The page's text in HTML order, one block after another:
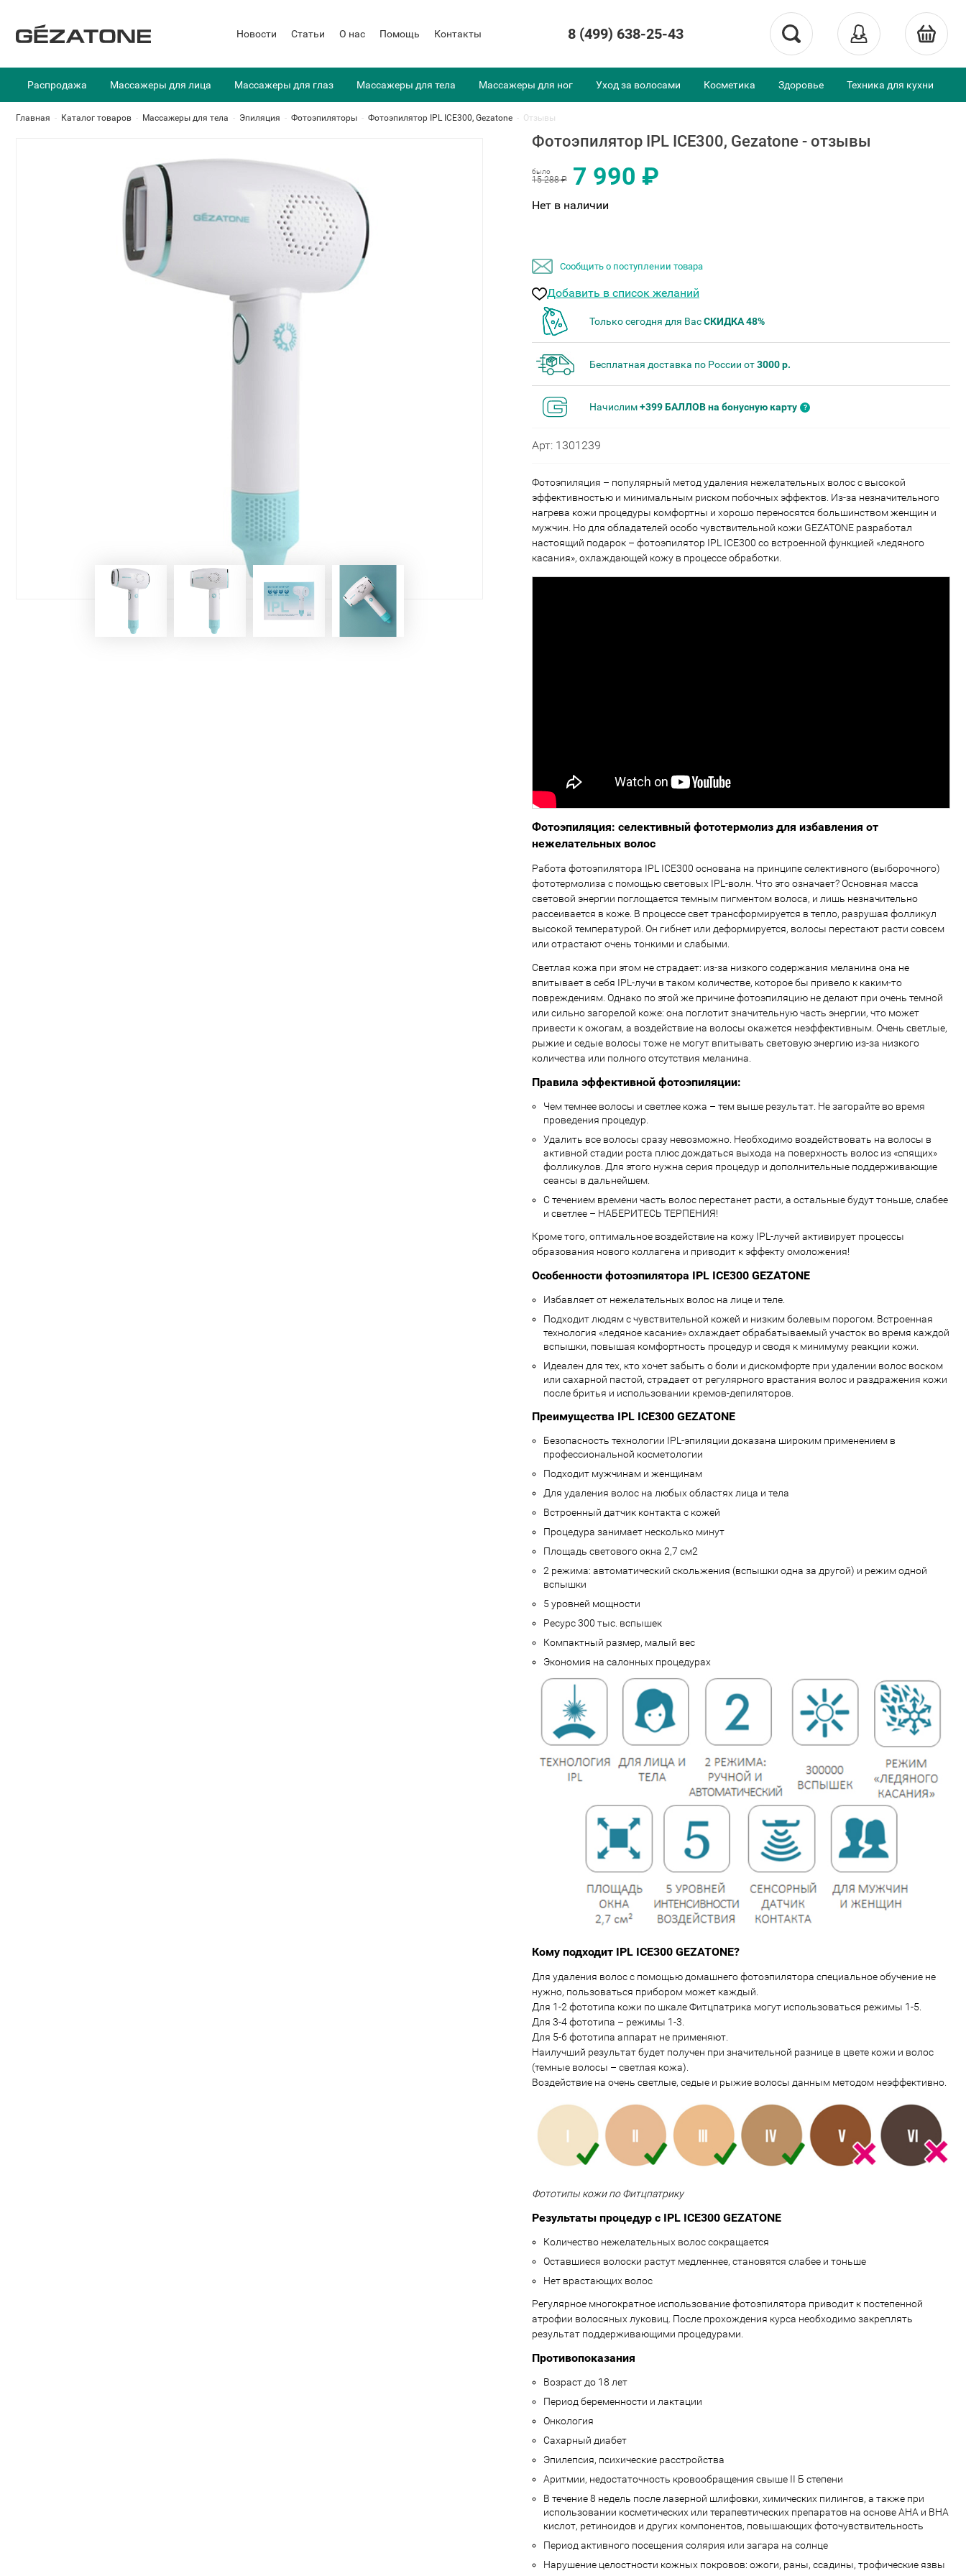
Новости Статьи О нас Помощь Контакты 8 (499) 638-25-43
Распродажа Массажеры для лица Массажеры для глаз Массажеры для тела Массажеры для ног Уход за волосами Косметика Здоровье Техника для кухни
Главная - Каталог товаров - Массажеры для тела - Эпиляция - Фотоэпиляторы - Фотоэпилятор IPL ICE300, Gezatone - Отзывы
Фотоэпилятор IPL ICE300, Gezatone - отзывы
было
15 288 ₽ 7 990 ₽
Нет в наличии
Сообщить о поступлении товара
Добавить в список желаний
Только сегодня для ВасСКИДКА 48%
Бесплатная доставка по России от3000 р.
Начислим+399 БАЛЛОВ на бонусную карту
Арт: 1301239
Фотоэпиляция – популярный метод удаления нежелательных волос с высокой
эффективностью и минимальным риском побочных эффектов. Из-за незначительного
нагрева кожи процедуры комфортны и хорошо переносятся большинством женщин и
мужчин. Но для обладателей особо чувствительной кожи GEZATONE разработал
настоящий подарок – фотоэпилятор IPL ICE300 со встроенной функцией «ледяного
касания», охлаждающей кожу в процессе обработки.
Фотоэпиляция: селективный фототермолиз для избавления от
нежелательных волос
Работа фотоэпилятора IPL ICE300 основана на принципе селективного (выборочного)
фототермолиза с помощью световых IPL-волн. Что это означает? Основная масса
световой энергии поглощается темным пигментом волоса, и лишь незначительно
рассеивается в коже. В процессе свет трансформируется в тепло, разрушая фолликул
высокой температурой. Он гибнет или деформируется, волосы перестают расти совсем
или отрастают очень тонкими и слабыми.
Светлая кожа при этом не страдает: из-за низкого содержания меланина она не
впитывает в себя IPL-лучи в таком количестве, которое бы привело к каким-то
повреждениям. Однако по этой же причине фотоэпиляцию не делают при очень темной
или сильно загорелой коже: она поглотит значительную часть энергии, что может
привести к ожогам, а воздействие на волосы окажется неэффективным. Очень светлые,
рыжие и седые волосы тоже не могут впитывать световую энергию из-за низкого
количества или полного отсутствия меланина.
Правила эффективной фотоэпиляции:
Чем темнее волосы и светлее кожа – тем выше результат. Не загорайте во время
проведения процедур.
Удалить все волосы сразу невозможно. Необходимо воздействовать на волосы в
активной стадии роста плюс дождаться выхода на поверхность волос из «спящих»
фолликулов. Для этого нужна серия процедур и дополнительные поддерживающие
сеансы в дальнейшем.
С течением времени часть волос перестанет расти, а остальные будут тоньше, слабее
и светлее – НАБЕРИТЕСЬ ТЕРПЕНИЯ!
Кроме того, оптимальное воздействие на кожу IPL-лучей активирует процессы
образования нового коллагена и приводит к эффекту омоложения!
Особенности фотоэпилятора IPL ICE300 GEZATONE
Избавляет от нежелательных волос на лице и теле.
Подходит людям с чувствительной кожей и низким болевым порогом. Встроенная
технология «ледяное касание» охлаждает обрабатываемый участок во время каждой
вспышки, повышая комфортность процедур и сводя к минимуму реакции кожи.
Идеален для тех, кто хочет забыть о боли и дискомфорте при удалении волос воском
или сахарной пастой, страдает от регулярного врастания волос и раздражения кожи
после бритья и использовании кремов-депиляторов.
Преимущества IPL ICE300 GEZATONE
Безопасность технологии IPL-эпиляции доказана широким применением в
профессиональной косметологии
Подходит мужчинам и женщинам
Для удаления волос на любых областях лица и тела
Встроенный датчик контакта с кожей
Процедура занимает несколько минут
Площадь светового окна 2,7 см2
2 режима: автоматический скольжения (вспышки одна за другой) и режим одной
вспышки
5 уровней мощности
Ресурс 300 тыс. вспышек
Компактный размер, малый вес
Экономия на салонных процедурах
Кому подходит IPL ICE300 GEZATONE?
Для удаления волос с помощью домашнего фотоэпилятора специальное обучение не
нужно, пользоваться прибором может каждый.
Для 1-2 фототипа кожи по шкале Фитцпатрика могут использоваться режимы 1-5.
Для 3-4 фототипа – режимы 1-3.
Для 5-6 фототипа аппарат не применяют.
Наилучший результат будет получен при значительной разнице в цвете кожи и волос
(темные волосы – светлая кожа).
Воздействие на очень светлые, седые и рыжие волосы данным методом неэффективно.
Фототипы кожи по Фитцпатрику
Результаты процедур с IPL ICE300 GEZATONE
Количество нежелательных волос сокращается
Оставшиеся волоски растут медленнее, становятся слабее и тоньше
Нет врастающих волос
Регулярное многократное использование фотоэпилятора приводит к постепенной
атрофии волосяных луковиц. После прохождения курса необходимо закреплять
результат поддерживающими процедурами.
Противопоказания
Возраст до 18 лет
Период беременности и лактации
Онкология
Сахарный диабет
Эпилепсия, психические расстройства
Аритмии, недостаточность кровообращения свыше II Б степени
В течение 8 недель после лазерной шлифовки, химических пилингов, а также при
использовании косметических или терапевтических препаратов на основе АНА и ВНА
кислот, ретиноидов и других компонентов, повышающих фоточувствительность
Период активного посещения солярия или загара на солнце
Нарушение целостности кожных покровов: ожоги, раны, ссадины, трофические язвы